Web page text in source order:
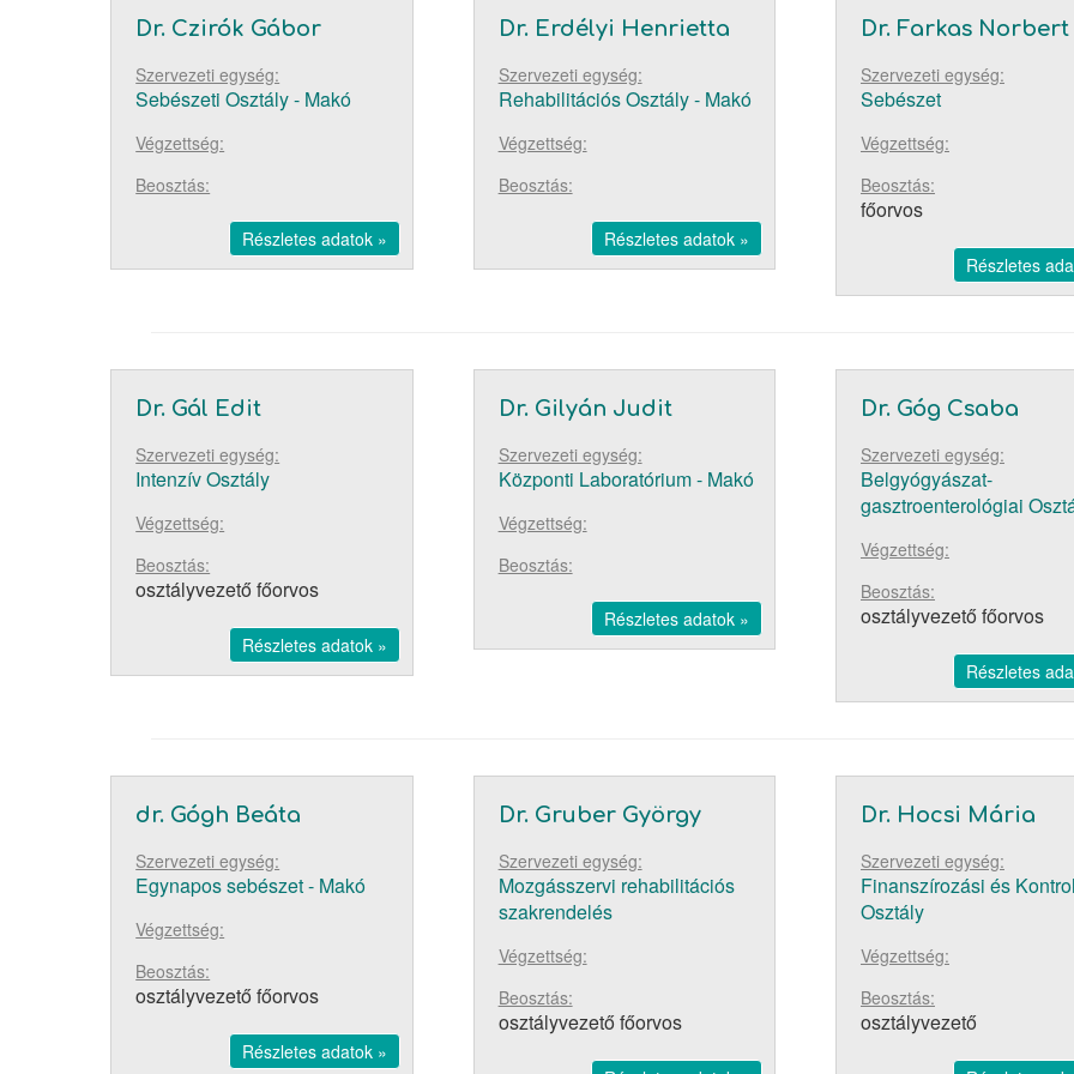
Dr. Czirók Gábor
Szervezeti egység:
Sebészeti Osztály - Makó
Végzettség:
Beosztás:
Részletes adatok »
Dr. Erdélyi Henrietta
Szervezeti egység:
Rehabilitációs Osztály - Makó
Végzettség:
Beosztás:
Részletes adatok »
Dr. Farkas Norbert
Szervezeti egység:
Sebészet
Végzettség:
Beosztás:
főorvos
Részletes
Dr. Gál Edit
Szervezeti egység:
Intenzív Osztály
Végzettség:
Beosztás:
osztályvezető főorvos
Részletes adatok »
Dr. Gilyán Judit
Szervezeti egység:
Központi Laboratórium - Makó
Végzettség:
Beosztás:
Részletes adatok »
Dr. Góg Csaba
Szervezeti egység:
Belgyógyászat-
gasztroenterológiai
Végzettség:
Beosztás:
osztályvezető főorvos
Részletes
dr. Gógh Beáta
Szervezeti egység:
Egynapos sebészet - Makó
Végzettség:
Beosztás:
osztályvezető főorvos
Részletes adatok »
Dr. Gruber György
Szervezeti egység:
Mozgásszervi rehabilitációs
szakrendelés
Végzettség:
Beosztás:
osztályvezető főorvos
Dr. Hocsi Mária
Szervezeti egység:
Finanszírozási és
Osztály
Végzettség:
Beosztás:
osztályvezető